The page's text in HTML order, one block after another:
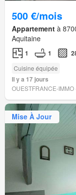
500 €/mois
Appartement à
Aquitaine
1 1
Cuisine équipée
Il y a 17 jours
OUESTFRANCE-IMMO
Mise À Jour